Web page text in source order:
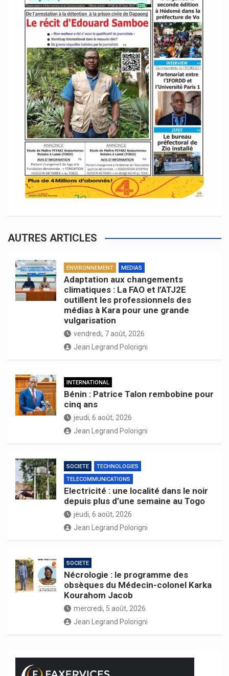
AUTRES ARTICLES
ENVIRONNEMENT MEDIAS
Adaptation aux changements
climatiques : La FAO et l’ATJ2E
outillent les professionnels des
médias à Kara pour une grande
vulgarisation
vendredi, 7 août, 2026
Jean Legrand Polorigni
INTERNATIONAL
Bénin : Patrice Talon rembobine pour
cinq ans
jeudi, 6 août, 2026
Jean Legrand Polorigni
SOCIETE
TECHNOLOGIES
TELECOMMUNICATIONS
Electricité : une localité dans le noir
depuis plus d’une semaine au Togo
jeudi, 6 août, 2026
Jean Legrand Polorigni
SOCIETE
Nécrologie : le programme des
obsèques du Médecin-colonel Karka
Kourahom Jacob
mercredi, 5 août, 2026
Jean Legrand Polorigni